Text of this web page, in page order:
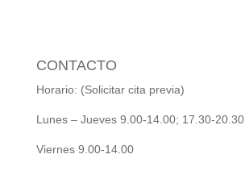
CONTACTO
Horario: (Solicitar cita previa)
Lunes – Jueves 9.00-14.00; 17.30-20.30
Viernes 9.00-14.00